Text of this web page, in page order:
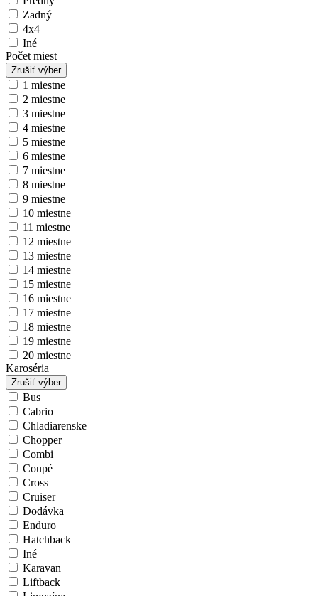
Zadný
4x4
Iné
Počet miest
Zrušiť výber
1 miestne
2 miestne
3 miestne
4 miestne
5 miestne
6 miestne
7 miestne
8 miestne
9 miestne
10 miestne
11 miestne
12 miestne
13 miestne
14 miestne
15 miestne
16 miestne
17 miestne
18 miestne
19 miestne
20 miestne
Karoséria
Zrušiť výber
Bus
Cabrio
Chladiarenske
Chopper
Combi
Coupé
Cross
Cruiser
Dodávka
Enduro
Hatchback
Iné
Karavan
Liftback